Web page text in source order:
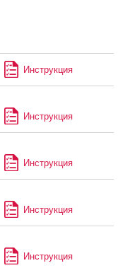
Инструкция
Инструкция
Инструкция
Инструкция
Инструкция